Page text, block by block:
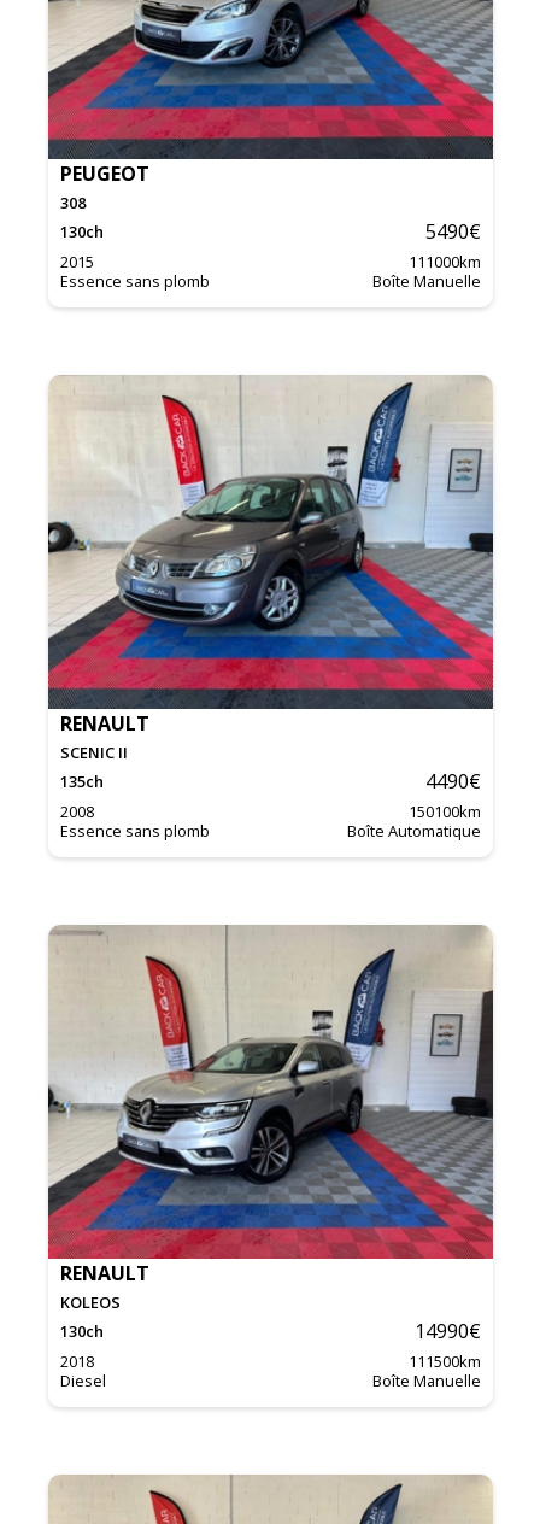
PEUGEOT
308
130ch 5490€
2015 111000km
Essence sans plomb
Boîte Manuelle
RENAULT
SCENIC II
135ch 4490€
2008 150100km
Essence sans plomb
Boîte Automatique
RENAULT
KOLEOS
130ch 14990€
2018 111500km
Diesel
Boîte Manuelle